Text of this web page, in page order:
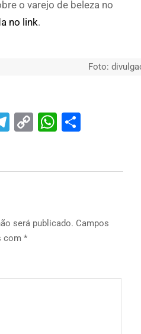
o varejo de beleza no
no link.
Foto:
Telegram
Copy
será publicado. Campos
com *